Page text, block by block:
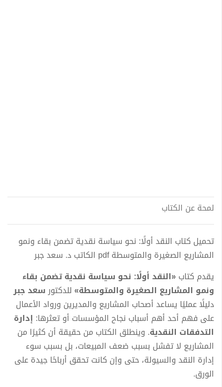
لمحة عن الكتاب
تحميل كتاب النقد أولًا: نحو سياسة نقدية تضمن بقاء ونمو
المشاريع الصغيرة والمتوسطة pdf الكاتب د. سعد جبر
يقدم كتاب«النقد أولًا: نحو سياسة نقدية تضمن بقاء
ونمو المشاريع الصغيرة والمتوسطة»للدكتورسعد جبر
دليلًا عمليًا يساعد أصحاب المشاريع والمديرين ورواد الأعمال
على فهم أحد أهم أسباب نجاح المؤسسات أو تعثرها: إدارة
التدفقات النقدية. وينطلق الكتاب من حقيقة أن كثيرًا من
المشاريع لا تفشل بسبب ضعف المبيعات، بل بسبب سوء
إدارة النقد والسيولة، حتى وإن كانت تحقق أرباحًا جيدة على
الورق.